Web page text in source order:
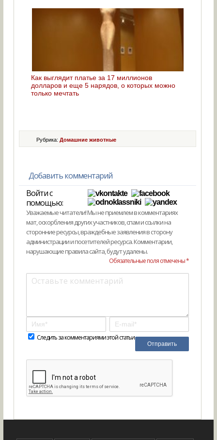
Как выглядит платье за 17 миллионов
долларов и еще 5 нарядов, о которых можно
только мечтать
Рубрика:Домашние животные
Добавить комментарий
Войти с
помощью:
Уважаемые читатели! Мы не приемлем в комментариях
мат, оскорбления других участников, спам и ссылки на
сторонние ресурсы, враждебные заявления в сторону
администрации и посетителей ресурса. Комментарии,
нарушающие правила сайта, будут удалены.
Обязательные поля отмечены *
Следить за комментариями этой статьи